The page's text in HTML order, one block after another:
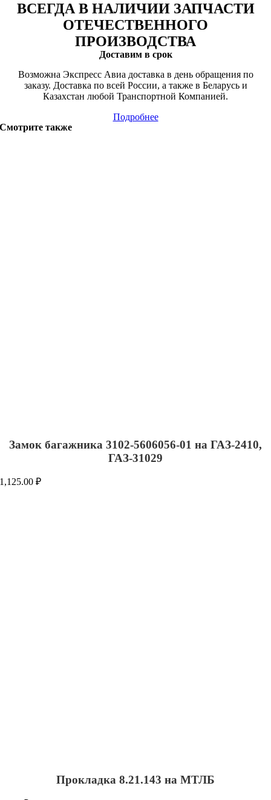
ВСЕГДА В НАЛИЧИИ ЗАПЧАСТИ
ОТЕЧЕСТВЕННОГО
ПРОИЗВОДСТВА
Доставим в срок
Возможна Экспресс Авиа доставка в день обращения по
заказу. Доставка по всей России, а также в Беларусь и
Казахстан любой Транспортной Компанией.
Подробнее
Смотрите также
Замок багажника 3102-5606056-01 на ГАЗ-2410,
ГАЗ-31029
1,125.00₽
Прокладка 8.21.143 на МТЛБ